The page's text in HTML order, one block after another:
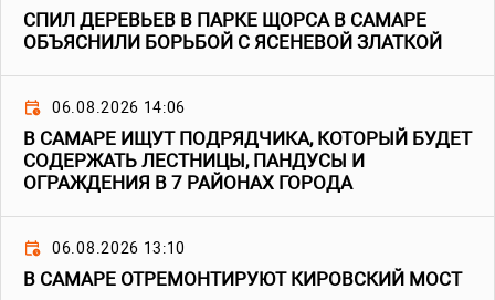
СПИЛ ДЕРЕВЬЕВ В ПАРКЕ ЩОРСА В САМАРЕ
ОБЪЯСНИЛИ БОРЬБОЙ С ЯСЕНЕВОЙ ЗЛАТКОЙ
06.08.2026 14:06
В САМАРЕ ИЩУТ ПОДРЯДЧИКА, КОТОРЫЙ БУДЕТ
СОДЕРЖАТЬ ЛЕСТНИЦЫ, ПАНДУСЫ И
ОГРАЖДЕНИЯ В 7 РАЙОНАХ ГОРОДА
06.08.2026 13:10
В САМАРЕ ОТРЕМОНТИРУЮТ КИРОВСКИЙ МОСТ